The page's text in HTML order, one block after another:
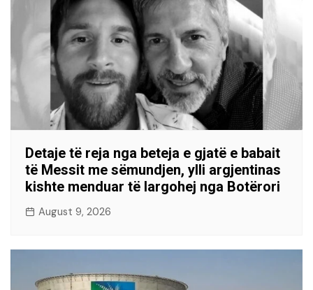
Detaje të reja nga beteja e gjatë e babait
të Messit me sëmundjen, ylli argjentinas
kishte menduar të largohej nga Botërori
August 9, 2026